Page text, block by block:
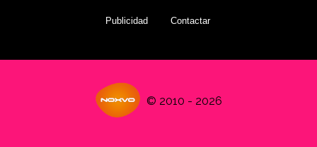
Publicidad Contactar
© 2010 - 2026